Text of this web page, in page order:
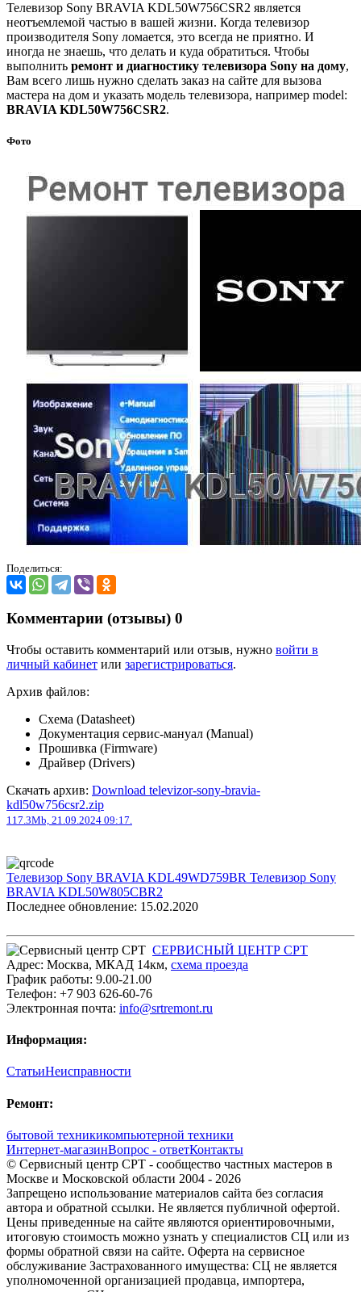
Телевизор Sony BRAVIA KDL50W756CSR2 является
неотъемлемой частью в вашей жизни. Когда телевизор
производителя Sony ломается, это всегда не приятно. И
иногда не знаешь, что делать и куда обратиться. Чтобы
выполнить ремонт и диагностику телевизора Sony на дому,
Вам всего лишь нужно сделать заказ на сайте для вызова
мастера на дом и указать модель телевизора, например model:
BRAVIA KDL50W756CSR2.
Фото
Поделиться:
Комментарии (отзывы) 0
Чтобы оставить комментарий или отзыв, нужно войти в
личный кабинет или зарегистрироваться.
Архив файлов:
Схема (Datasheet)
Документация сервис-мануал (Manual)
Прошивка (Firmware)
Драйвер (Drivers)
Скачать архив: Download televizor-sony-bravia-
kdl50w756csr2.zip
117.3Mb, 21.09.2024 09:17.
Телевизор Sony BRAVIA KDL49WD759BR Телевизор Sony
BRAVIA KDL50W805CBR2
Последнее обновление: 15.02.2020
СЕРВИСНЫЙ ЦЕНТР СРТ
Адрес: Москва, МКАД 14км, cхема проезда
График работы: 9.00-21.00
Телефон: +7 903 626-60-76
Электронная почта: info@srtremont.ru
Информация:
СтатьиНеисправности
Ремонт:
бытовой техникикомпьютерной техники
Интернет-магазинВопрос - ответКонтакты
© Сервисный центр СРТ - сообщество частных мастеров в
Москве и Московской области 2004 - 2026
Запрещено использование материалов сайта без согласия
автора и обратной ссылки. Не является публичной офертой.
Цены приведенные на сайте являются ориентировочными,
итоговую стоимость можно узнать у специалистов СЦ или из
формы обратной связи на сайте. Оферта на сервисное
обслуживание Застрахованного имущества: СЦ не является
уполномоченной организацией продавца, импортера,